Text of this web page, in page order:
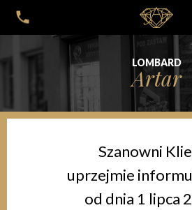
LOMBARD
Artar
Szanowni
uprzejmie
od dnia 1 lipca